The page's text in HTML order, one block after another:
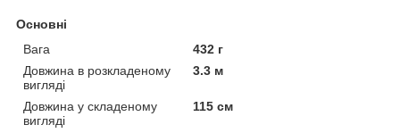
Основні
Вага
432 г
Довжина в розкладеному
вигляді
3.3 м
Довжина у складеному
вигляді
115 см